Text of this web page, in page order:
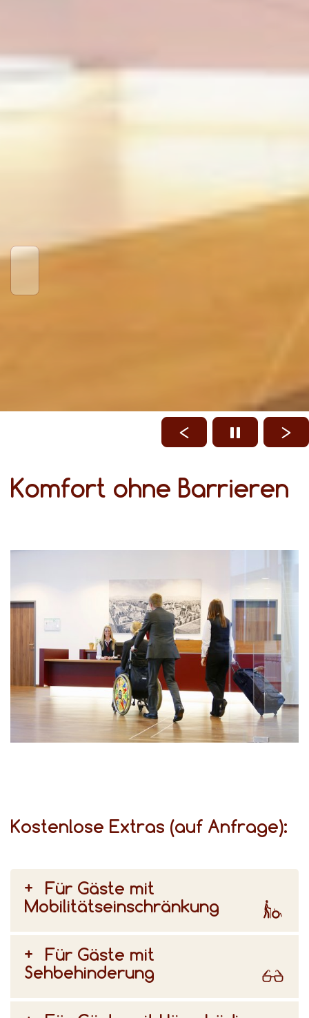
Komfort ohne Barrieren
Kostenlose Extras (auf Anfrage):
Für Gäste mit
Mobilitätseinschränkung
Für Gäste mit
Sehbehinderung